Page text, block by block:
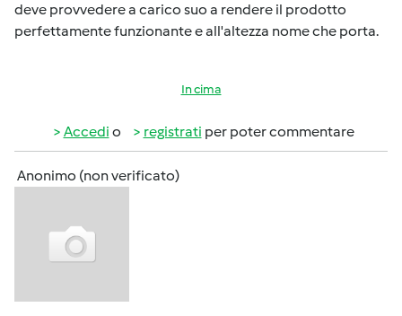
deve provvedere a carico suo a rendere il prodotto
perfettamente funzionante e all'altezza nome che porta.
In cima
Accedi o registrati per poter commentare
Anonimo (non verificato)